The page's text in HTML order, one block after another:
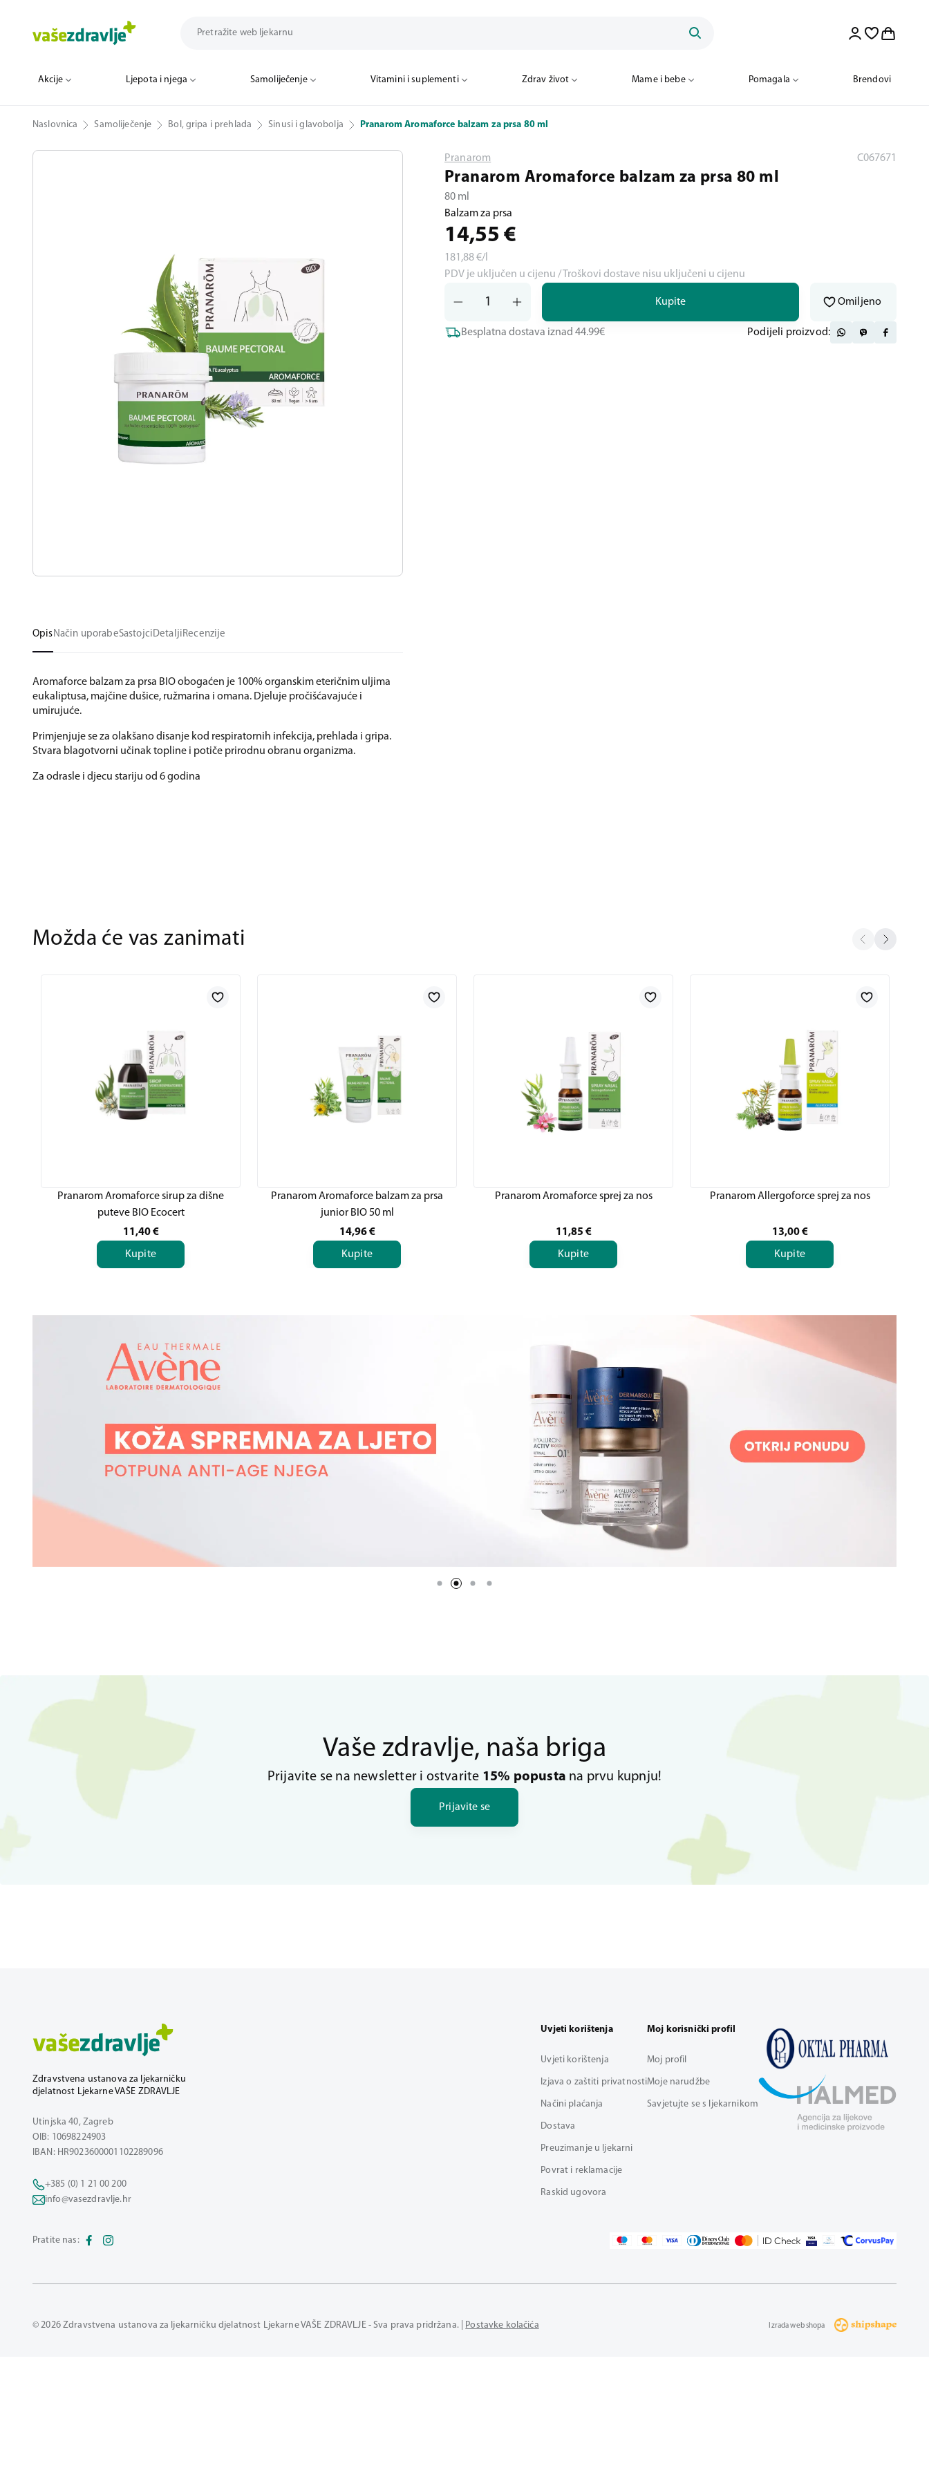
Akcije Ljepota i njega Samoliječenje Vitamini i suplementi Zdrav život Mame i bebe Pomagala Brendovi
Naslovnica Samoliječenje Bol, gripa i prehlada Sinusi i glavobolja Pranarom Aromaforce balzam za prsa 80 ml
OpisNačin uporabeSastojciDetaljiRecenzije
Aromaforce balzam za prsa BIO obogaćen je 100% organskim eteričnim uljima
eukaliptusa, majčine dušice, ružmarina i omana. Djeluje pročišćavajuće i
umirujuće.
Primjenjuje se za olakšano disanje kod respiratornih infekcija, prehlada i gripa.
Stvara blagotvorni učinak topline i potiče prirodnu obranu organizma.
Za odrasle i djecu stariju od 6 godina
Pranarom C067671
Pranarom Aromaforce balzam za prsa 80 ml
80 ml
Balzam za prsa
14,55 €
181,88€/l
PDV je uključen u cijenu / Troškovi dostave nisu uključeni u cijenu
Kupite Omiljeno
Besplatna dostava iznad 44.99€ Podijeli proizvod:
Možda će vas zanimati
Pranarom Aromaforce sirup za dišne
puteve BIO Ecocert
11,40 €
Kupite
Pranarom Aromaforce balzam za prsa
junior BIO 50 ml
14,96 €
Kupite
Pranarom Aromaforce sprej za nos
11,85 €
Kupite
Pranarom Allergoforce sprej za nos
13,00 €
Kupite
Vaše zdravlje, naša briga
Prijavite se na newsletter i ostvarite 15% popusta na prvu kupnju!
Prijavite se
Zdravstvena ustanova za ljekarničku
djelatnost Ljekarne VAŠE ZDRAVLJE
Utinjska 40, Zagreb
OIB: 10698224903
IBAN: HR9023600001102289096
+385 (0) 1 21 00 200
info@vasezdravlje.hr
Uvjeti korištenja
Uvjeti korištenja
Izjava o zaštiti privatnosti
Načini plaćanja
Dostava
Preuzimanje u ljekarni
Povrat i reklamacije
Raskid ugovora
Moj korisnički profil
Moj profil
Moje narudžbe
Savjetujte se s ljekarnikom
Pratite nas:
© 2026 Zdravstvena ustanova za ljekarničku djelatnost Ljekarne VAŠE ZDRAVLJE - Sva prava pridržana. | Postavke kolačića Izrada web shopa